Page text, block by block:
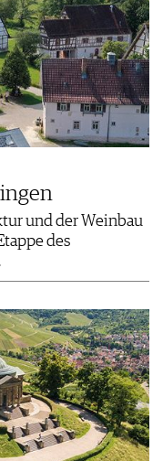
und der Weinbau
des